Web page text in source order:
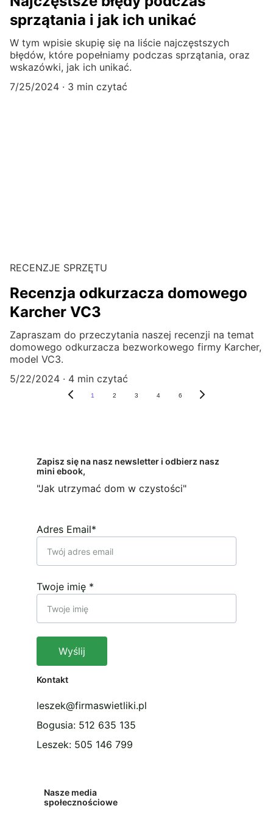
sprzątania i jak ich unikać
W tym wpisie skupię się na liście najczęstszych
błędów, które popełniamy podczas sprzątania, oraz
wskazówki, jak ich unikać.
7/25/2024
3 min czytać
RECENZJE SPRZĘTU
Recenzja odkurzacza domowego
Karcher VC3
Zapraszam do przeczytania naszej recenzji na temat
domowego odkurzacza bezworkowego firmy Karcher,
model VC3.
5/22/2024
4 min czytać
1 2 3 4 6
Kontakt
Adres Email*
Twoje imię *
Wyślij
leszek@firmaswietliki.pl
Bogusia: 512 635 135
Leszek: 505 146 799
Nasze media
społecznościowe
Zapisz się na nasz newsletter i odbierz nasz
mini ebook,
"Jak utrzymać dom w czystości"